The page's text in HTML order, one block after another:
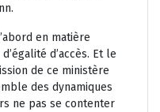
en matière
d’accès. Et le
de ce ministère
des dynamiques
ne pas se contenter